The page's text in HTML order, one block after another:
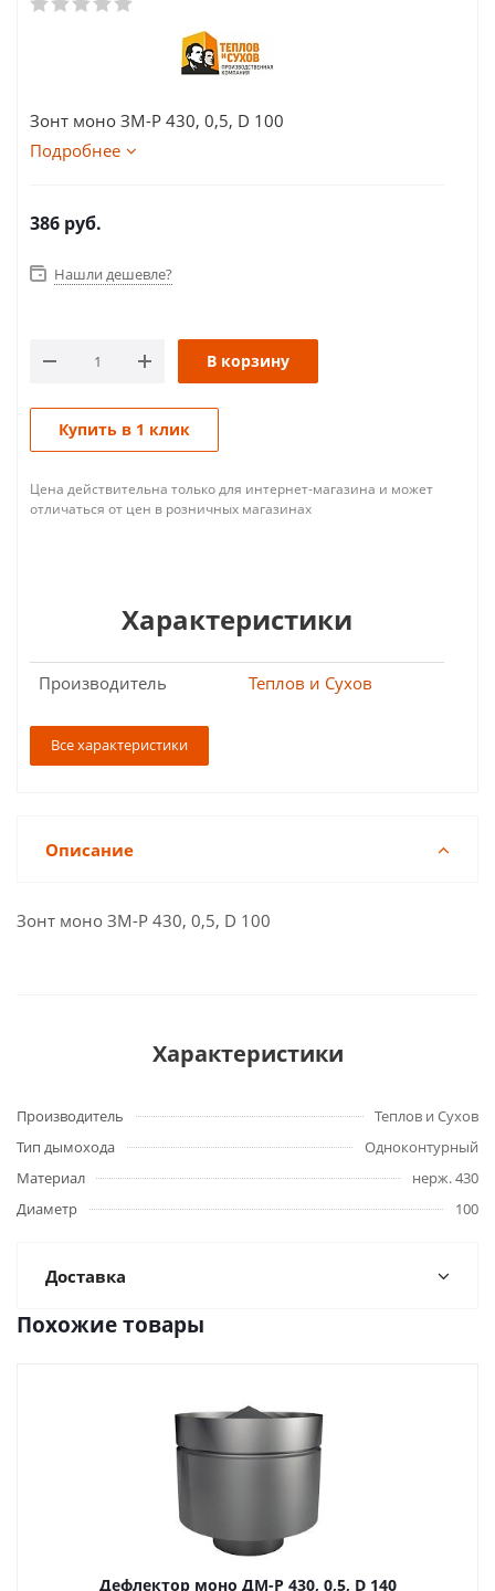
Зонт моно ЗМ-Р 430, 0,5, D 100
Подробнее
386 руб.
Нашли дешевле?
В корзину
Купить в 1 клик
Цена действительна только для интернет-магазина и может
отличаться от цен в розничных магазинах
Характеристики
Производитель Теплов и Сухов
Все характеристики
Описание
Зонт моно ЗМ-Р 430, 0,5, D 100
Характеристики
Производитель
Теплов и Сухов
Тип дымохода
Одноконтурный
Материал
нерж. 430
Диаметр
100
Доставка
Похожие товары
Дефлектор моно ДМ-Р 430, 0,5, D 140